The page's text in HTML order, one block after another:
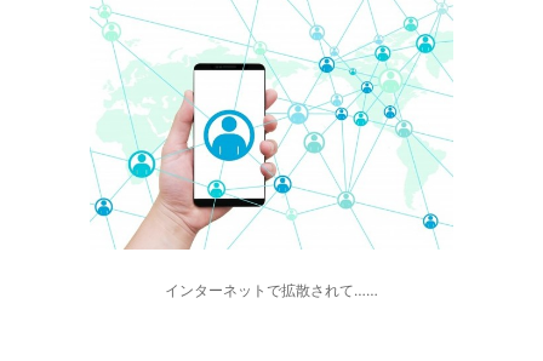
インターネットで拡散されて……